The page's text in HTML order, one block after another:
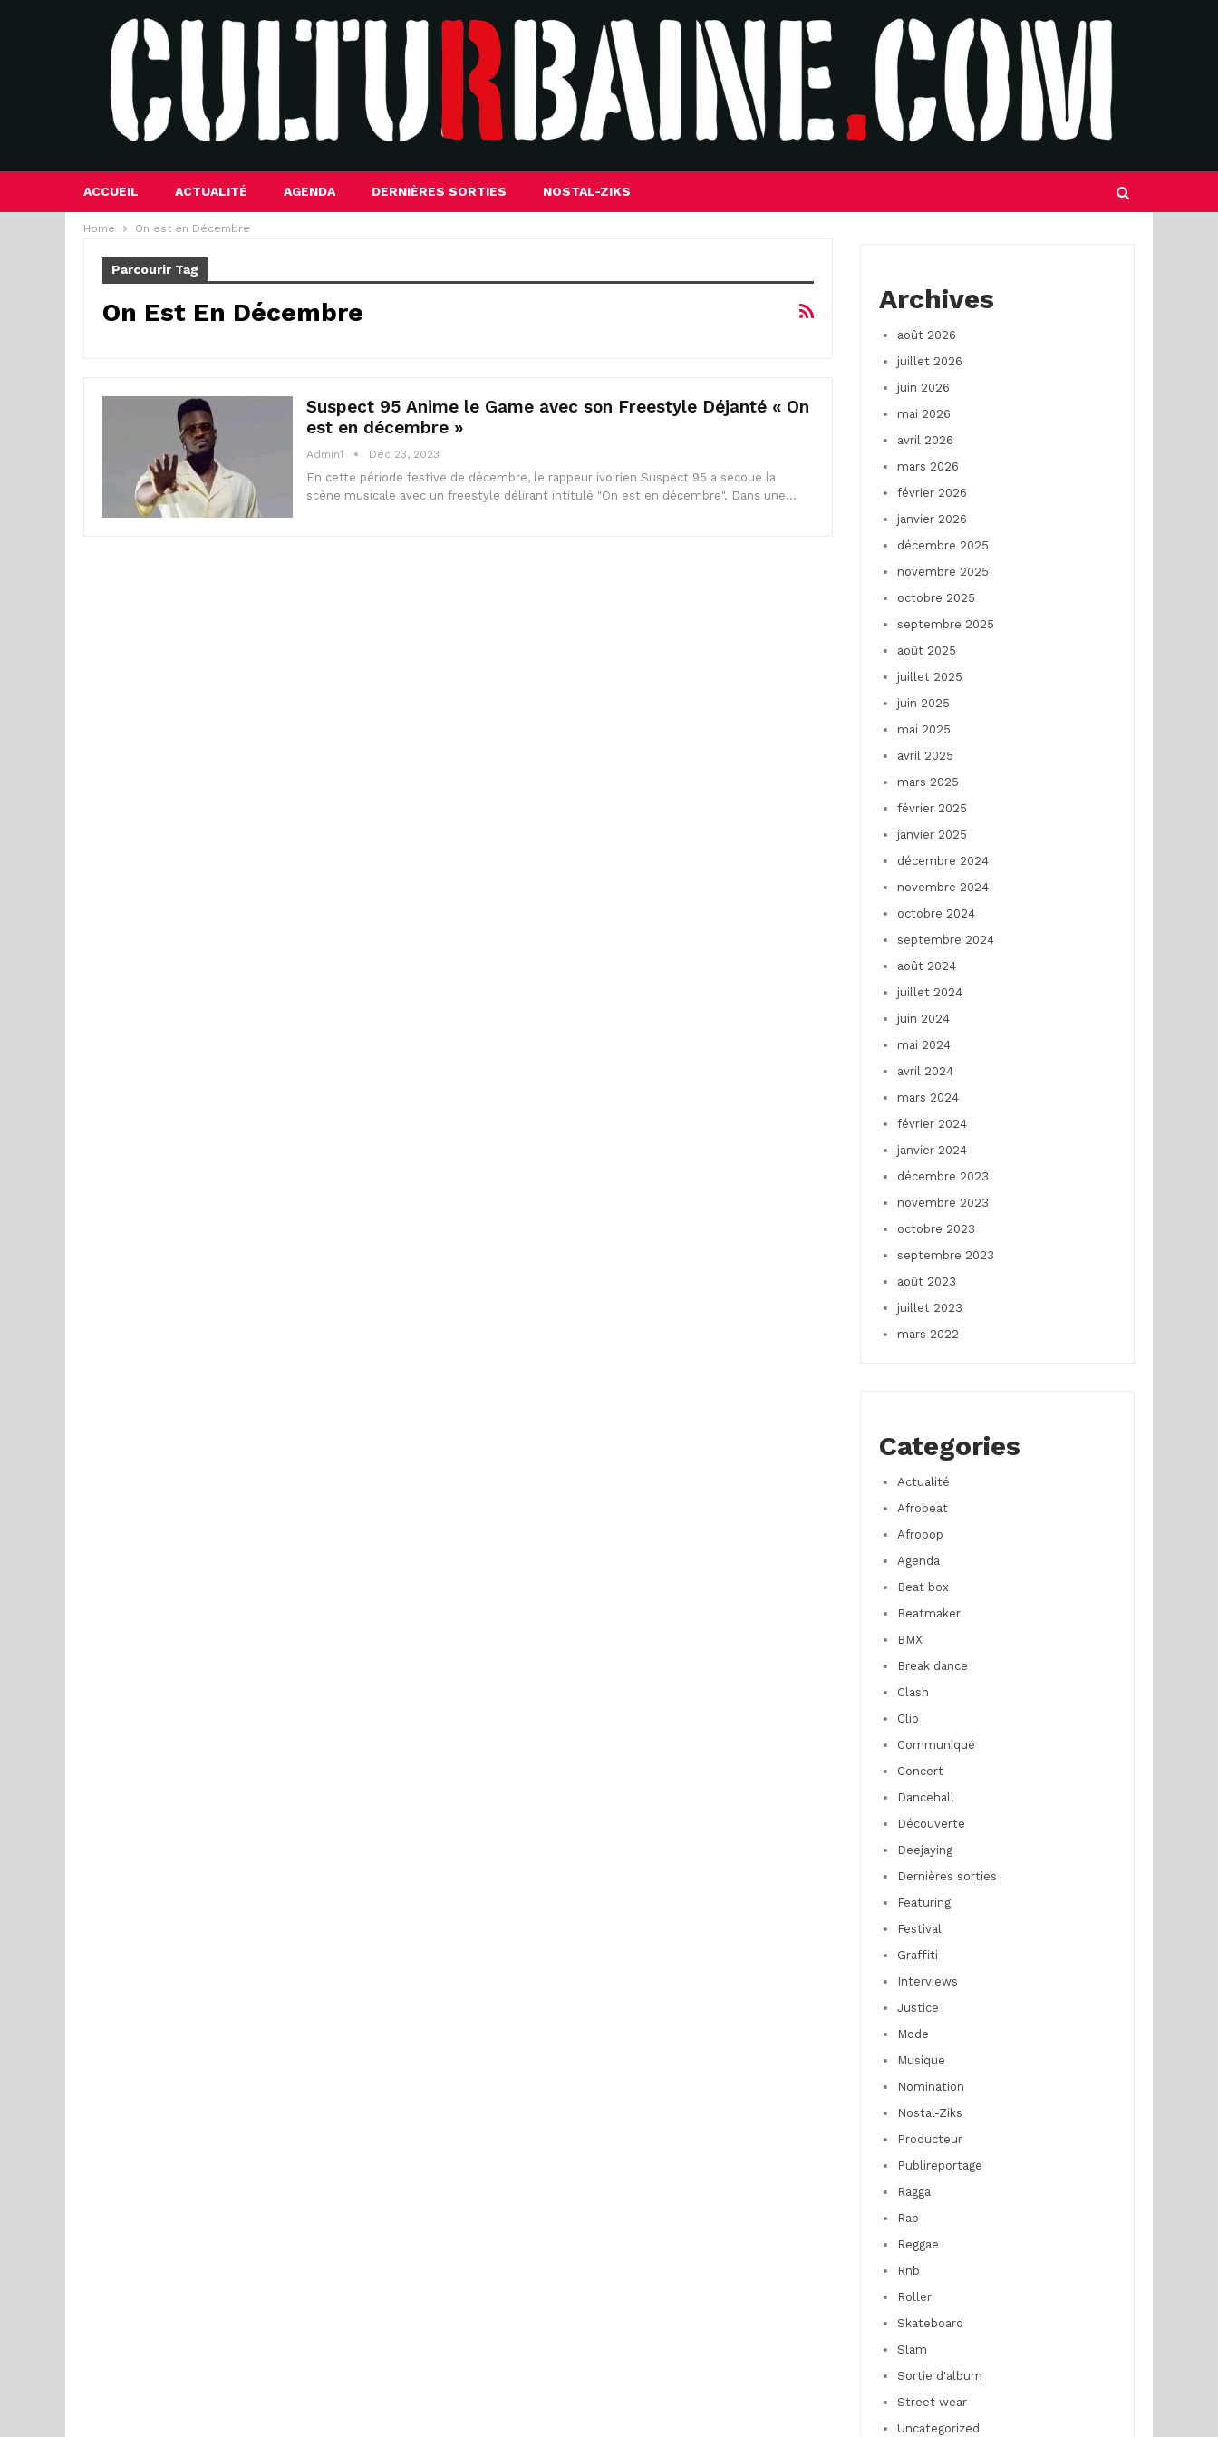
ACCUEIL ACTUALITÉ AGENDA DERNIÈRES SORTIES NOSTAL-ZIKS
Home On est en Décembre
Parcourir Tag
On Est En Décembre
Suspect 95 Anime le Game avec son Freestyle Déjanté « On
est en décembre »
Admin1 Déc 23, 2023
En cette période festive de décembre, le rappeur ivoirien Suspect 95 a secoué la
scène musicale avec un freestyle délirant intitulé "On est en décembre". Dans une…
Archives
août 2026
juillet 2026
juin 2026
mai 2026
avril 2026
mars 2026
février 2026
janvier 2026
décembre 2025
novembre 2025
octobre 2025
septembre 2025
août 2025
juillet 2025
juin 2025
mai 2025
avril 2025
mars 2025
février 2025
janvier 2025
décembre 2024
novembre 2024
octobre 2024
septembre 2024
août 2024
juillet 2024
juin 2024
mai 2024
avril 2024
mars 2024
février 2024
janvier 2024
décembre 2023
novembre 2023
octobre 2023
septembre 2023
août 2023
juillet 2023
mars 2022
Categories
Actualité
Afrobeat
Afropop
Agenda
Beat box
Beatmaker
BMX
Break dance
Clash
Clip
Communiqué
Concert
Dancehall
Découverte
Deejaying
Dernières sorties
Featuring
Festival
Graffiti
Interviews
Justice
Mode
Musique
Nomination
Nostal-Ziks
Producteur
Publireportage
Ragga
Rap
Reggae
Rnb
Roller
Skateboard
Slam
Sortie d'album
Street wear
Uncategorized